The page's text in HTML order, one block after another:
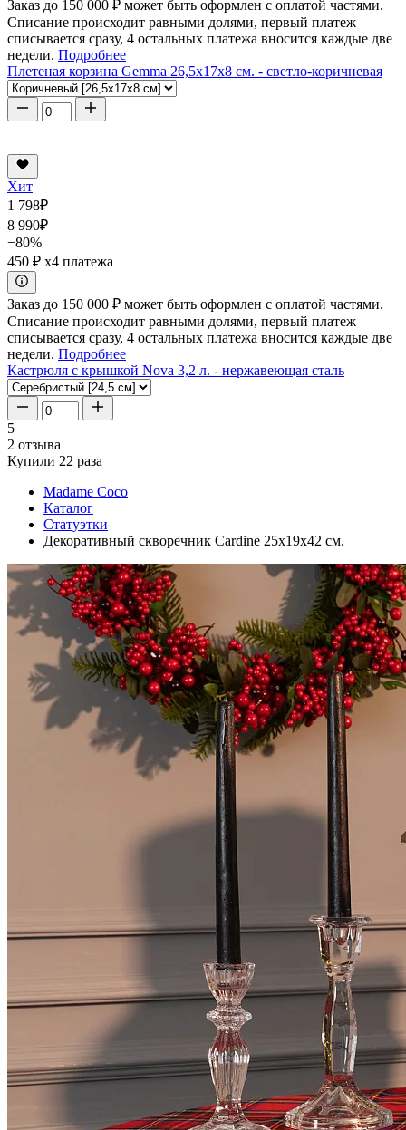
Заказ до 150 000 ₽ может быть оформлен с оплатой частями.
Списание происходит равными долями, первый платеж
списывается сразу, 4 остальных платежа вносится каждые две
недели. Подробнее
Плетеная корзина Gemma 26,5x17x8 см. - светло-коричневая
Хит
1 798₽
8 990₽
−80%
450 ₽ x4 платежа
Заказ до 150 000 ₽ может быть оформлен с оплатой частями.
Списание происходит равными долями, первый платеж
списывается сразу, 4 остальных платежа вносится каждые две
недели. Подробнее
Кастрюля с крышкой Nova 3,2 л. - нержавеющая сталь
5
2 отзыва
Купили 22 раза
Madame Coco
Каталог
Статуэтки
Декоративный скворечник Cardine 25x19x42 см.